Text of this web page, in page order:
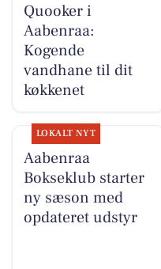
Quooker i
Aabenraa:
Kogende
vandhane til dit
køkkenet
LOKALT NYT
Aabenraa
Bokseklub starter
ny sæson med
opdateret udstyr